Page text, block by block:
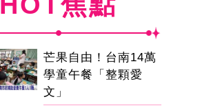
芒果自由！台南14萬
學童午餐「整顆愛
文」